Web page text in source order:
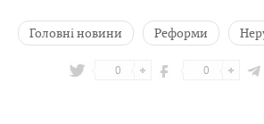
Головні новини Реформи
0 0